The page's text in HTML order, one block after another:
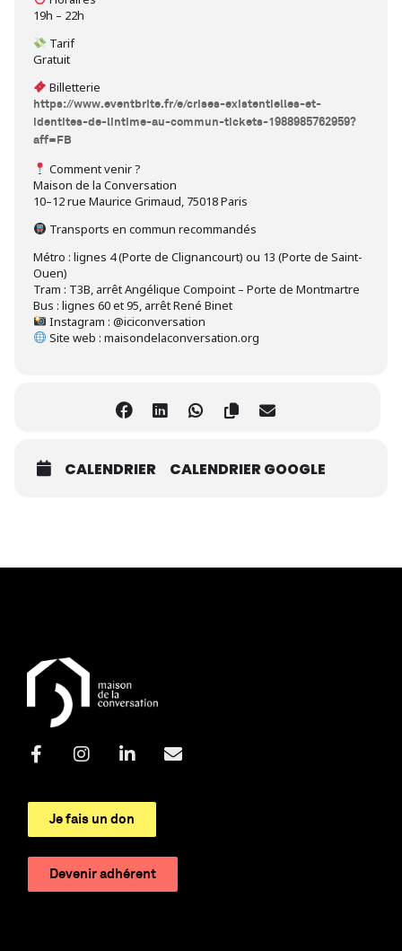
19h – 22h
Tarif
Gratuit
Billetterie
https://www.eventbrite.fr/e/crises-existentielles-et-
identites-de-lintime-au-commun-tickets-1988985762959?
aff=FB
Comment venir ?
Maison de la Conversation
10–12 rue Maurice Grimaud, 75018 Paris
Transports en commun recommandés
Métro : lignes 4 (Porte de Clignancourt) ou 13 (Porte de Saint-
Ouen)
Tram : T3B, arrêt Angélique Compoint – Porte de Montmartre
Bus : lignes 60 et 95, arrêt René Binet
Instagram : @iciconversation
Site web : maisondelaconversation.org
CALENDRIER CALENDRIER GOOGLE
Je fais un don
Devenir adhérent